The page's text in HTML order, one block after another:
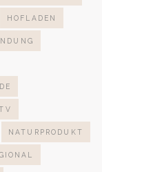
HOFLADEN
NATURPRODUKT